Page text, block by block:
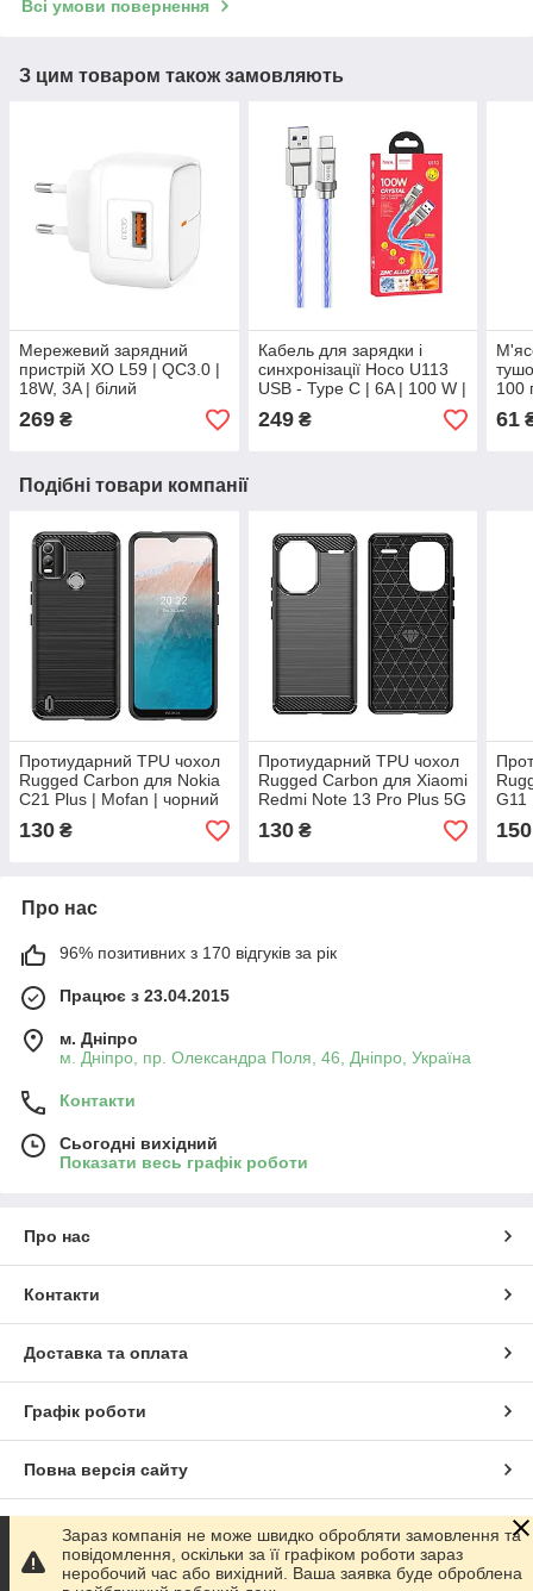
Всі умови повернення
З цим товаром також замовляють
Мережевий зарядний
пристрій XO L59 | QC3.0 |
18W, 3A | білий
269 ₴
Кабель для зарядки і
синхронізації Hoco U113
USB - Type C | 6A | 100 W |
1 м | синій
249₴
100
61
Подібні товари компанії
Протиударний TPU чохол
Rugged Carbon для Nokia
C21 Plus | Mofan | чорний
130 ₴
Протиударний TPU чохол
Rugged Carbon для Xiaomi
Redmi Note 13 Pro Plus 5G
130₴
G11
150
Про нас
96% позитивних з 170 відгуків за рік
Працює з 23.04.2015
м. Дніпро
м. Дніпро, пр. Олександра Поля, 46, Дніпро, Україна
Контакти
Сьогодні вихідний
Показати весь графік роботи
Про нас
Контакти
Доставка та оплата
Графік роботи
Повна версія сайту
Сайт створено на маркетплейсі Prom.ua
Політика конфіденційності
Зараз компанія не може швидко обробляти замовлення та
повідомлення, оскільки за її графіком роботи зараз
неробочий час або вихідний. Ваша заявка буде оброблена